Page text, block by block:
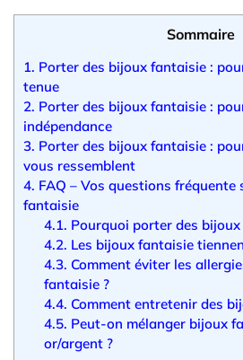
Sommaire
1. Porter des bijoux fantaisie :
tenue
2. Porter des bijoux fantaisie :
indépendance
3. Porter des bijoux fantaisie :
vous ressemblent
4. FAQ – Vos questions fréquente
fantaisie
4.1. Pourquoi porter des
4.2. Les bijoux fantaisie
4.3. Comment éviter les
fantaisie ?
4.4. Comment entretenir des
4.5. Peut-on mélanger bijoux
or/argent ?